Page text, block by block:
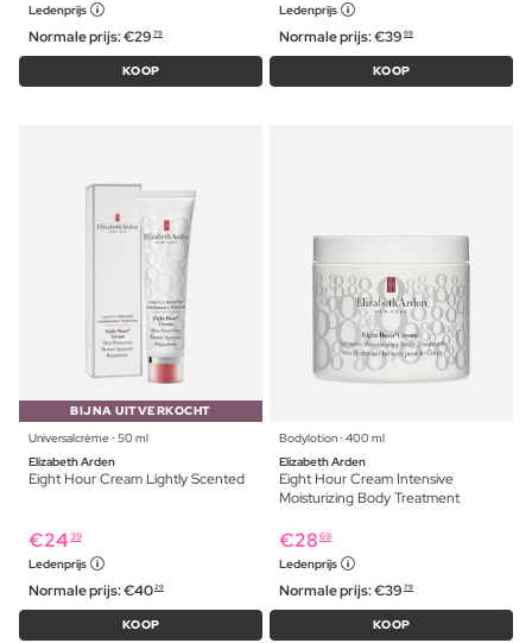
Ledenprijs
Normale prijs:€29 79
KOOP
Ledenprijs
Normale prijs:€39 99
KOOP
BIJNA UITVERKOCHT
Universalcrème ⋅ 50 ml
Elizabeth Arden
Eight Hour Cream Lightly Scented
€24 39
Ledenprijs
Normale prijs:€4029
KOOP
Bodylotion ⋅ 400 ml
Elizabeth Arden
Eight Hour Cream Intensive
Moisturizing Body Treatment
€28 69
Ledenprijs
Normale prijs:€39 79
KOOP